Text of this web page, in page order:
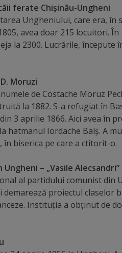
ferate Chișinău-Ungheni
Ungheniului, care era, în
avea doar 215 locuitori.
la 2300. Lucrările, începute
Moruzi
de Costache Moruz
la 1882. S-a refugiat în
3 aprilie 1866. Aici avea în
hatmanul Iordache Balș. A
în biserica pe care a ctitorit-o.
– „Vasile Alecsandri”
al partidului comunist din
demarează proiectul claselor
Instituția a obținut de